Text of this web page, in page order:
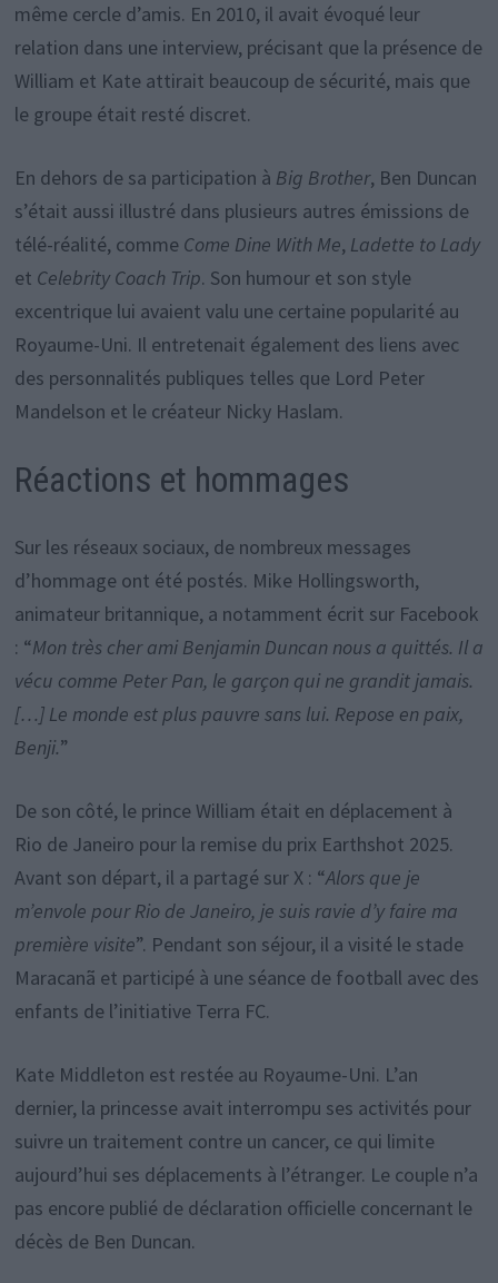
même cercle d’amis. En 2010, il avait évoqué leur
relation dans une interview, précisant que la présence de
William et Kate attirait beaucoup de sécurité, mais que
le groupe était resté discret.
En dehors de sa participation à Big Brother, Ben Duncan
s’était aussi illustré dans plusieurs autres émissions de
télé-réalité, comme Come Dine With Me, Ladette to Lady
et Celebrity Coach Trip. Son humour et son style
excentrique lui avaient valu une certaine popularité au
Royaume-Uni. Il entretenait également des liens avec
des personnalités publiques telles que Lord Peter
Mandelson et le créateur Nicky Haslam.
Réactions et hommages
Sur les réseaux sociaux, de nombreux messages
d’hommage ont été postés. Mike Hollingsworth,
animateur britannique, a notamment écrit sur Facebook
: “Mon très cher ami Benjamin Duncan nous a quittés. Il a
vécu comme Peter Pan, le garçon qui ne grandit jamais.
[…] Le monde est plus pauvre sans lui. Repose en paix,
Benji.”
De son côté, le prince William était en déplacement à
Rio de Janeiro pour la remise du prix Earthshot 2025.
Avant son départ, il a partagé sur X : “Alors que je
m’envole pour Rio de Janeiro, je suis ravie d’y faire ma
première visite”. Pendant son séjour, il a visité le stade
Maracanã et participé à une séance de football avec des
enfants de l’initiative Terra FC.
Kate Middleton est restée au Royaume-Uni. L’an
dernier, la princesse avait interrompu ses activités pour
suivre un traitement contre un cancer, ce qui limite
aujourd’hui ses déplacements à l’étranger. Le couple n’a
pas encore publié de déclaration officielle concernant le
décès de Ben Duncan.